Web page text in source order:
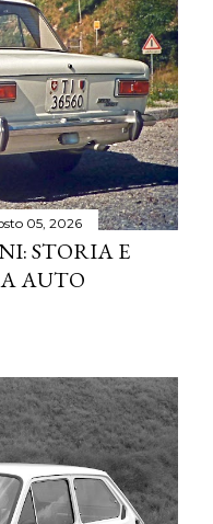
05, 2026
STORIA E
AUTO